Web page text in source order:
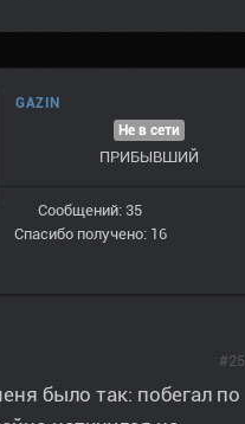
GAZIN
Не в сети
ПРИБЫВШИЙ
Сообщений: 35
Спасибо получено: 16
было так: побегал по